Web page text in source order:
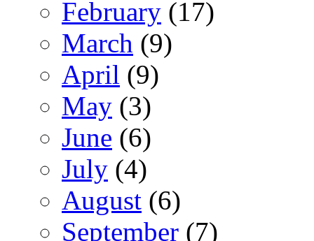
February (17)
March (9)
April (9)
May (3)
June (6)
July (4)
August (6)
September (7)